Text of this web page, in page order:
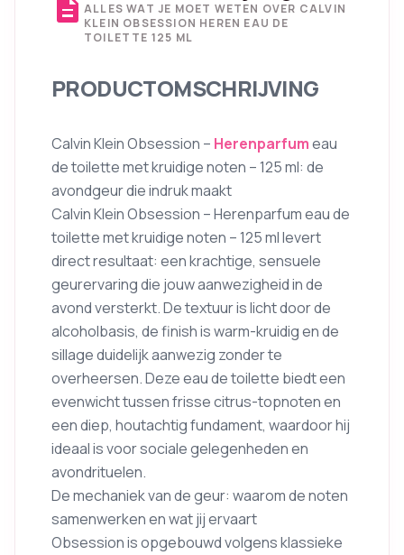
description ALLES WAT JE MOET WETEN OVER CALVIN
KLEIN OBSESSION HEREN EAU DE
TOILETTE 125 ML
PRODUCTOMSCHRIJVING
Calvin Klein Obsession – Herenparfumeau
de toilette met kruidige noten – 125 ml: de
avondgeur die indruk maakt
Calvin Klein Obsession – Herenparfum eau de
toilette met kruidige noten – 125 ml levert
direct resultaat: een krachtige, sensuele
geurervaring die jouw aanwezigheid in de
avond versterkt. De textuur is licht door de
alcoholbasis, de finish is warm-kruidig en de
sillage duidelijk aanwezig zonder te
overheersen. Deze eau de toilette biedt een
evenwicht tussen frisse citrus-topnoten en
een diep, houtachtig fundament, waardoor hij
ideaal is voor sociale gelegenheden en
avondrituelen.
De mechaniek van de geur: waarom de noten
samenwerken en wat jij ervaart
Obsession is opgebouwd volgens klassieke